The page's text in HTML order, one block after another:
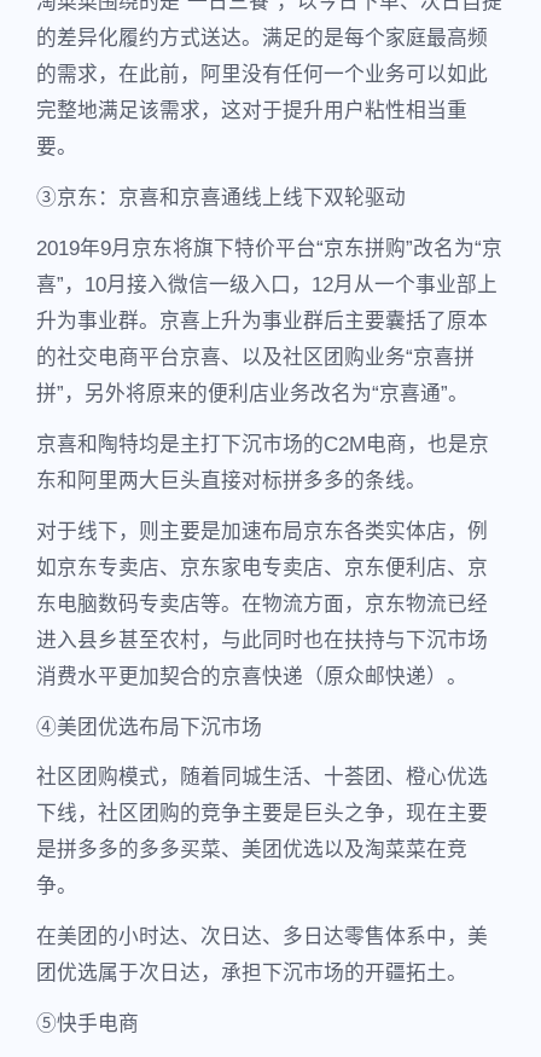
的差异化履约方式送达。满足的是每个家庭最高频
的需求，在此前，阿里没有任何一个业务可以如此
完整地满足该需求，这对于提升用户粘性相当重
要。
③京东：京喜和京喜通线上线下双轮驱动
2019年9月京东将旗下特价平台“京东拼购”改名为“京
喜”，10月接入微信一级入口，12月从一个事业部上
升为事业群。京喜上升为事业群后主要囊括了原本
的社交电商平台京喜、以及社区团购业务“京喜拼
拼”，另外将原来的便利店业务改名为“京喜通”。
京喜和陶特均是主打下沉市场的C2M电商，也是京
东和阿里两大巨头直接对标拼多多的条线。
对于线下，则主要是加速布局京东各类实体店，例
如京东专卖店、京东家电专卖店、京东便利店、京
东电脑数码专卖店等。在物流方面，京东物流已经
进入县乡甚至农村，与此同时也在扶持与下沉市场
消费水平更加契合的京喜快递（原众邮快递）。
④美团优选布局下沉市场
社区团购模式，随着同城生活、十荟团、橙心优选
下线，社区团购的竞争主要是巨头之争，现在主要
是拼多多的多多买菜、美团优选以及淘菜菜在竞
争。
在美团的小时达、次日达、多日达零售体系中，美
团优选属于次日达，承担下沉市场的开疆拓土。
⑤快手电商